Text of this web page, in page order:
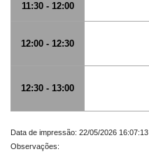
11:30 - 12:00
12:00 - 12:30
12:30 - 13:00
Data de impressão: 22/05/2026 16:07:13
Observações: